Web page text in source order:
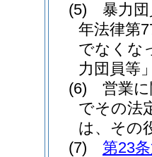
(5)
暴力
年法律第
でなくな
力団員等
(6)
営業
でその法
は、その
(7)
第23